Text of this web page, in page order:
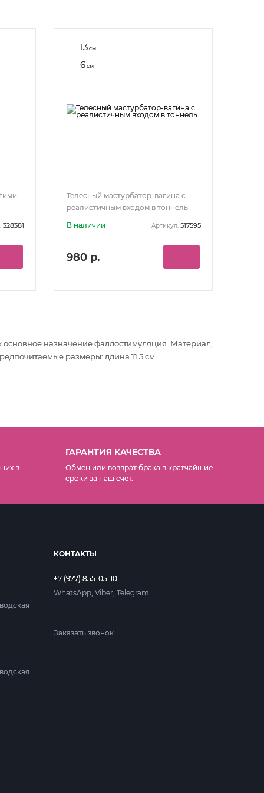
328381
13см
6см
Телесный мастурбатор-вагина с
реалистичным входом в тоннель
В наличии
Артикул: 517595
980 р.
основное назначение фаллостимуляция . Материал,
размеры: длина 11.5 см.
в
ГАРАНТИЯ КАЧЕСТВА
Обмен или возврат брака в кратчайшие
сроки за наш счет.
КОНТАКТЫ
+7 (977) 855-05-10
WhatsApp, Viber, Telegram
Заказать звонок